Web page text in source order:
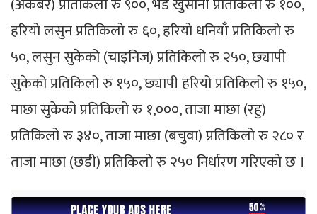
हरियो लसुन प्रतिकिलो रु ६०, हरियो धनियाँ प्रतिकिलो रु
५०, लसुन सुकेको (चाइनिज) प्रतिकिलो रु २५०, छ्यापी
सुकेको प्रतिकिलो रु १५०, छ्यापी हरियो प्रतिकिलो रु १५०,
माछा सुकेको प्रतिकिलो रु १,०००, ताजा माछा (रहु)
प्रतिकिलो रु ३४०, ताजा माछा (बचुवा) प्रतिकिलो रु २८० र
ताजा माछा (छडी) प्रतिकिलो रु २५० निर्धारण गरिएको छ ।